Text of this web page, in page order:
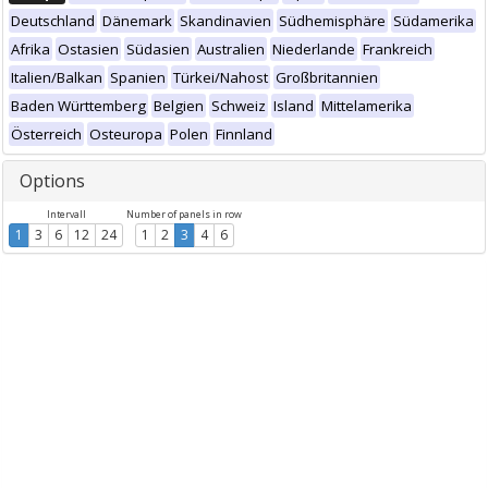
Deutschland Dänemark Skandinavien Südhemisphäre Südamerika
Afrika Ostasien Südasien Australien Niederlande Frankreich
Italien/Balkan Spanien Türkei/Nahost Großbritannien
Baden Württemberg Belgien Schweiz Island Mittelamerika
Österreich Osteuropa Polen Finnland
Options
Intervall
1 3 6 12 24
Number of panels in row
1 2 3 4 6